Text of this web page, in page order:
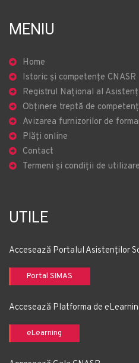
MENIU
Home
Istoric și competențe CNASR
Registrul Național al
Obținere treptă de
Avizarea furnizorilor de
Plăți online
Contact
Termeni și condiții de
UTILE
Accesează Portalul Asistenților
Portal SIMAS
Accesează Platforma de
eLearning